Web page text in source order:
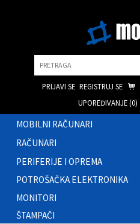
PRIJAVI SE REGISTRUJ SE
UPOREĐIVANJE (0)
MOBILNI RAČUNARI
RAČUNARI
PERIFERIJE I OPREMA
POTROŠAČKA ELEKTRONIKA
MONITORI
ŠTAMPAČI